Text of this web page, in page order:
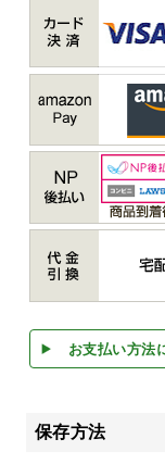
お支払い方法
保存方法